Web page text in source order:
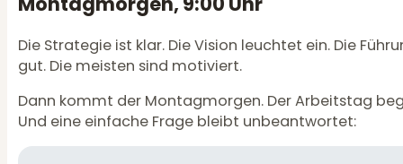
Die Strategie ist klar. Die Vision leuchtet ein. Die
gut. Die meisten sind motiviert.
Dann kommt der Montagmorgen. Der Arbeitstag
Und eine einfache Frage bleibt unbeantwortet: